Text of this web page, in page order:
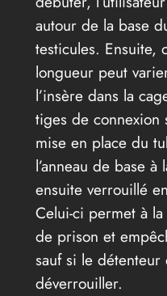
autour de la base
testicules. Ensuite,
longueur peut
l’insère dans la
tiges de connexion
mise en place du
l’anneau de base
ensuite verrouillé
Celui-ci permet à
de prison et
sauf si le
déverrouiller.